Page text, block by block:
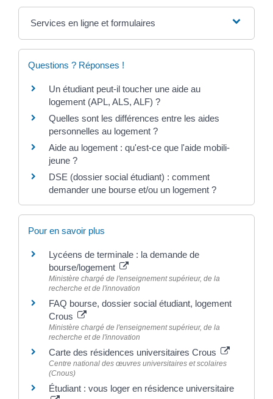
Services en ligne et formulaires
Questions ? Réponses !
Un étudiant peut-il toucher une aide au
logement (APL, ALS, ALF) ?
Quelles sont les différences entre les aides
personnelles au logement ?
Aide au logement : qu'est-ce que l'aide mobili-
jeune ?
DSE (dossier social étudiant) : comment
demander une bourse et/ou un logement ?
Pour en savoir plus
Lycéens de terminale : la demande de
bourse/logement
Ministère chargé de l'enseignement supérieur, de la
recherche et de l'innovation
FAQ bourse, dossier social étudiant, logement
Crous
Ministère chargé de l'enseignement supérieur, de la
recherche et de l'innovation
Carte des résidences universitaires Crous
Centre national des œuvres universitaires et scolaires
(Cnous)
Étudiant : vous loger en résidence universitaire